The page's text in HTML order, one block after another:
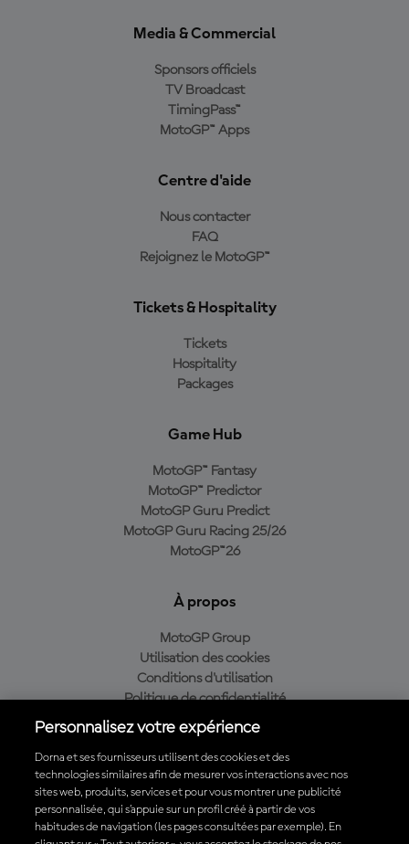
Media & Commercial
Sponsors officiels
TV Broadcast
TimingPass™
MotoGP™ Apps
Centre d'aide
Nous contacter
FAQ
Rejoignez le MotoGP™
Tickets & Hospitality
Tickets
Hospitality
Packages
Game Hub
MotoGP™ Fantasy
MotoGP™ Predictor
MotoGP Guru Predict
MotoGP Guru Racing 25/26
MotoGP™26
À propos
MotoGP Group
Utilisation des cookies
Conditions d'utilisation
Politique de confidentialité
Politique d’achat
Télécharger l'appli officielle du MotoGP™
Personnalisez votre expérience
Dorna et ses fournisseurs utilisent des cookies et des
technologies similaires afin de mesurer vos interactions avec nos
sites web, produits, services et pour vous montrer une publicité
personnalisée, qui s’appuie sur un profil créé à partir de vos
habitudes de navigation (les pages consultées par exemple). En